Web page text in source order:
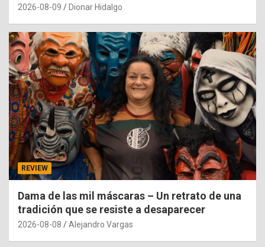
2026-08-09 Dionar Hidalgo
REVIEW
Dama de las mil máscaras – Un retrato de una
tradición que se resiste a desaparecer
2026-08-08 Alejandro Vargas